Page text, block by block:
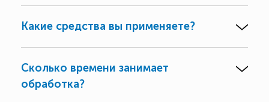
Какие средства вы применяете?
Сколько времени занимает
обработка?